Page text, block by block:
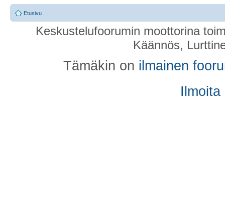
Etusivu
Keskustelufoorumin moottorina
Käännös,
Tämäkin on ilmainen